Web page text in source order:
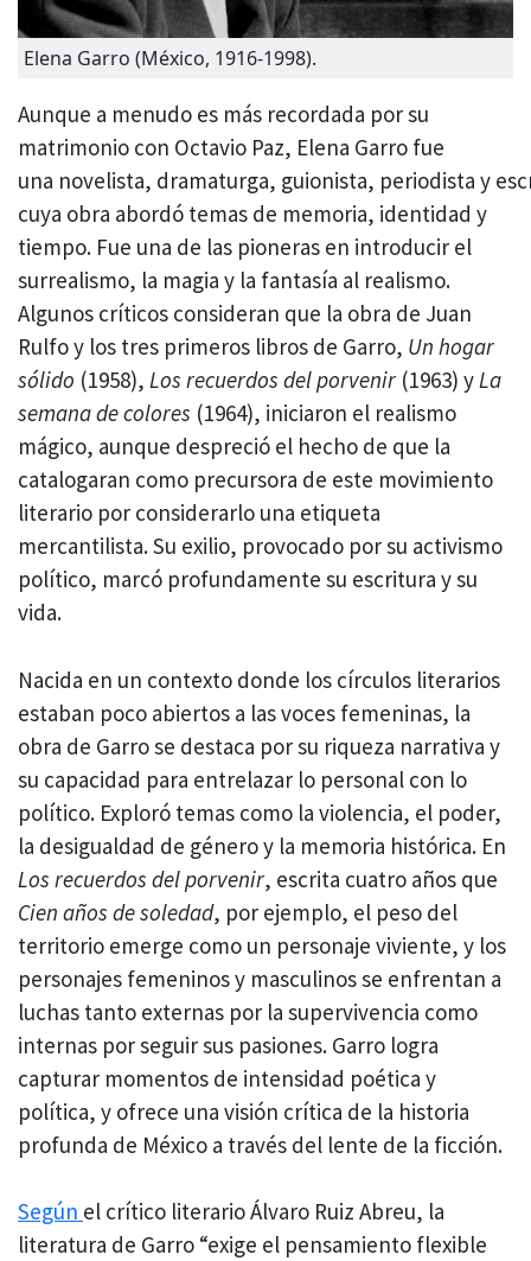
Elena Garro (México, 1916-1998).
Aunque a menudo es más recordada por su
matrimonio con Octavio Paz, Elena Garro fue
una novelista, dramaturga, guionista, periodista y
cuya obra abordó temas de memoria, identidad y
tiempo. Fue una de las pioneras en introducir el
surrealismo, la magia y la fantasía al realismo.
Algunos críticos consideran que la obra de Juan
Rulfo y los tres primeros libros de Garro, Un hogar
sólido (1958), Los recuerdos del porvenir (1963) yLa
semana de colores (1964), iniciaron el realismo
mágico, aunque despreció el hecho de que la
catalogaran como precursora de este movimiento
literario por considerarlo una etiqueta
mercantilista. Su exilio, provocado por su activismo
político, marcó profundamente su escritura y su
vida.
Nacida en un contexto donde los círculos literarios
estaban poco abiertos a las voces femeninas, la
obra de Garro se destaca por su riqueza narrativa y
su capacidad para entrelazar lo personal con lo
político. Exploró temas como la violencia, el poder,
la desigualdad de género y la memoria histórica. En
Los recuerdos del porvenir, escrita cuatro años que
Cien años de soledad, por ejemplo, el peso del
territorio emerge como un personaje viviente, y los
personajes femeninos y masculinos se enfrentan a
luchas tanto externas por la supervivencia como
internas por seguir sus pasiones. Garro logra
capturar momentos de intensidad poética y
política, y ofrece una visión crítica de la historia
profunda de México a través del lente de la ficción.
Según el crítico literario Álvaro Ruiz Abreu, la
literatura de Garro “exige el pensamiento flexible